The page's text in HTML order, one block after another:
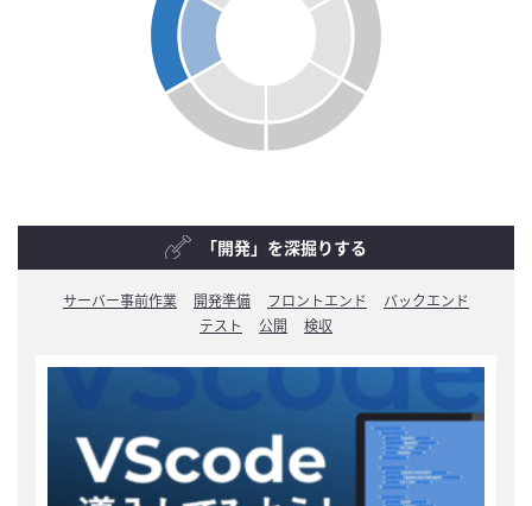
「開発」を深掘りする
サーバー事前作業 開発準備 フロントエンド
バックエンド
テスト
公開 検収